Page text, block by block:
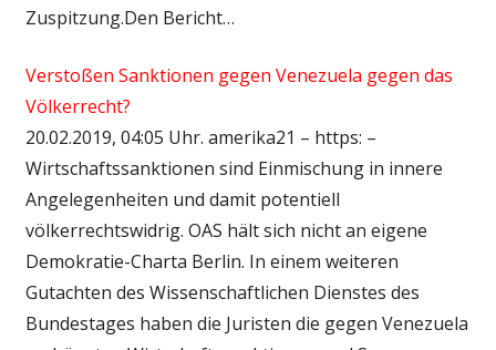
Zuspitzung.Den Bericht…
Verstoßen Sanktionen gegen Venezuela gegen das
Völkerrecht?
20.02.2019, 04:05 Uhr. amerika21 – https: –
Wirtschaftssanktionen sind Einmischung in innere
Angelegenheiten und damit potentiell
völkerrechtswidrig. OAS hält sich nicht an eigene
Demokratie-Charta Berlin. In einem weiteren
Gutachten des Wissenschaftlichen Dienstes des
Bundestages haben die Juristen die gegen Venezuela